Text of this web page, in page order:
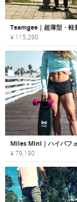
¥ 115,290
¥ 79,190